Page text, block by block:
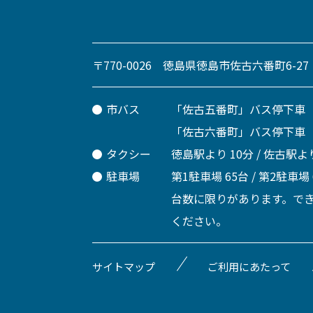
〒770-0026 徳島県徳島市佐古六番町6-27
市バス
「佐古五番町」バス停下
「佐古六番町」バス停下
タクシー
徳島駅より 10分 / 佐古駅
駐車場
第1駐車場 65台 / 第2駐車
台数に限りがあります。で
ください。
サイトマップ ご利用にあたって